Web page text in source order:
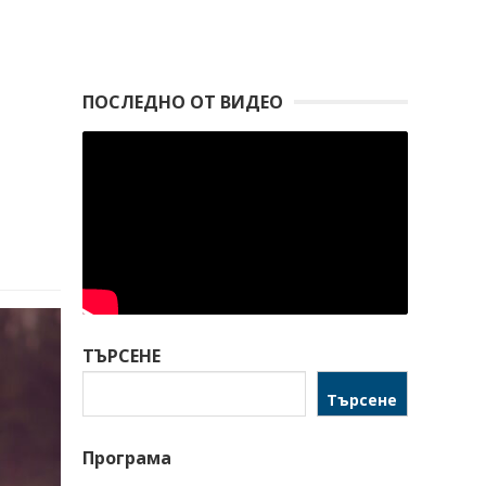
ПОСЛЕДНО ОТ ВИДЕО
ТЪРСЕНЕ
Търсене
Програма